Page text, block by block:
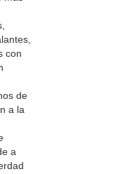
con
de
a la
a